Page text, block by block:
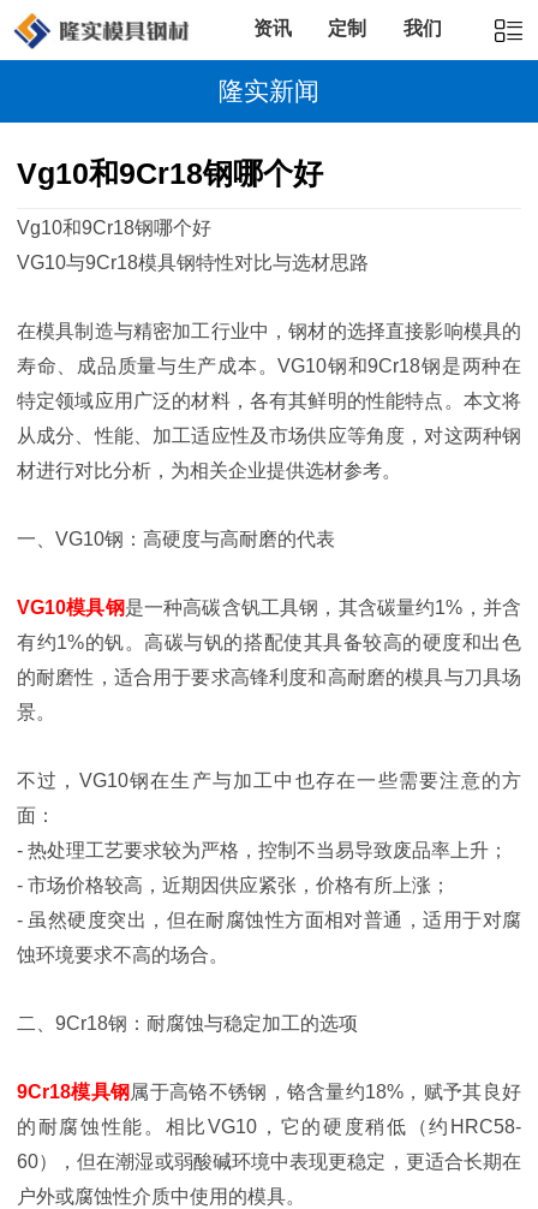
资讯 定制 我们
隆实新闻
Vg10和9Cr18钢哪个好
Vg10和9Cr18钢哪个好
VG10与9Cr18模具钢特性对比与选材思路
在模具制造与精密加工行业中，钢材的选择直接影响模具的
寿命、成品质量与生产成本。VG10钢和9Cr18钢是两种在
特定领域应用广泛的材料，各有其鲜明的性能特点。本文将
从成分、性能、加工适应性及市场供应等角度，对这两种钢
材进行对比分析，为相关企业提供选材参考。
一、VG10钢：高硬度与高耐磨的代表
VG10模具钢是一种高碳含钒工具钢，其含碳量约1%，并含
有约1%的钒。高碳与钒的搭配使其具备较高的硬度和出色
的耐磨性，适合用于要求高锋利度和高耐磨的模具与刀具场
景。
不过，VG10钢在生产与加工中也存在一些需要注意的方
面：
- 热处理工艺要求较为严格，控制不当易导致废品率上升；
- 市场价格较高，近期因供应紧张，价格有所上涨；
- 虽然硬度突出，但在耐腐蚀性方面相对普通，适用于对腐
蚀环境要求不高的场合。
二、9Cr18钢：耐腐蚀与稳定加工的选项
9Cr18模具钢 属于高铬不锈钢，铬含量约18%，赋予其良好
的耐腐蚀性能。相比VG10，它的硬度稍低（约HRC58-
60），但在潮湿或弱酸碱环境中表现更稳定，更适合长期在
户外或腐蚀性介质中使用的模具。